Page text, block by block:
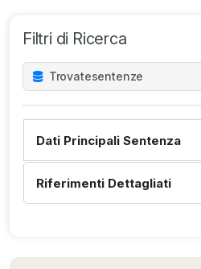
Filtri di Ricerca
Trovatesentenze
Dati Principali Sentenza
Riferimenti Dettagliati